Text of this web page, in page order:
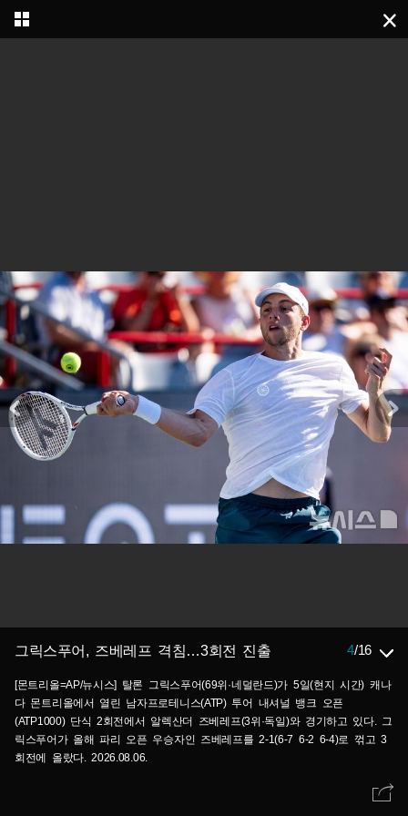
그릭스푸어, 즈베레프 격침…3회전 진출 4/16
[몬트리올=AP/뉴시스] 탈론 그릭스푸어(69위·네덜란드)가 5일(현지 시간) 캐나
다 몬트리올에서 열린 남자프로테니스(ATP) 투어 내셔널 뱅크 오픈
(ATP1000) 단식 2회전에서 알렉산더 즈베레프(3위·독일)와 경기하고 있다. 그
릭스푸어가 올해 파리 오픈 우승자인 즈베레프를 2-1(6-7 6-2 6-4)로 꺾고 3
회전에 올랐다. 2026.08.06.